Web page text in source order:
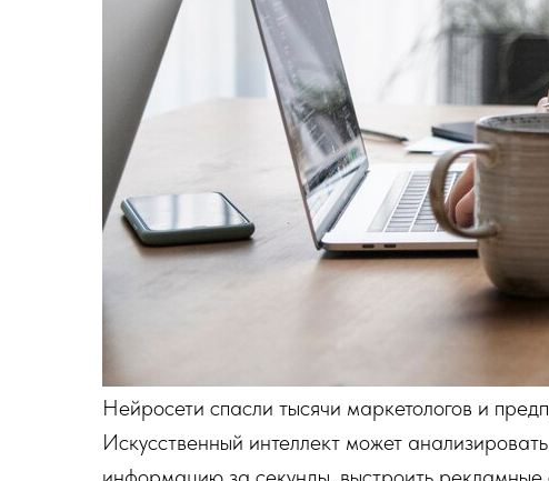
Нейросети спасли тысячи маркетологов и
Искусственный интеллект может